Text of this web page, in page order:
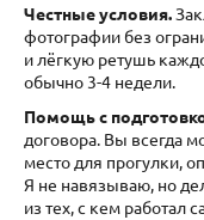
Честные условия.
фотографии без
и лёгкую ретушь
обычно 3-4 недели.
Помощь с
договора. Вы всегда
место для прогулки,
Я не навязываю, но
из тех, с кем работал